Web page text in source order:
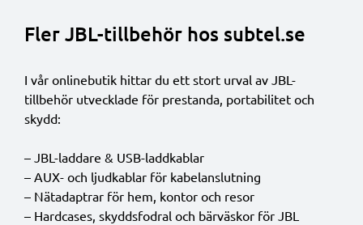
Fler JBL-tillbehör hos subtel.se
I vår onlinebutik hittar du ett stort urval av JBL-
tillbehör utvecklade för prestanda, portabilitet och
skydd:
– JBL-laddare & USB-laddkablar
– AUX- och ljudkablar för kabelanslutning
– Nätadaptrar för hem, kontor och resor
– Hardcases, skyddsfodral och bärväskor för JBL